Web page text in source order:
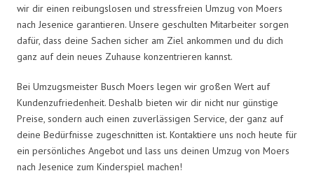
wir dir einen reibungslosen und stressfreien Umzug von Moers
nach Jesenice garantieren. Unsere geschulten Mitarbeiter sorgen
dafür, dass deine Sachen sicher am Ziel ankommen und du dich
ganz auf dein neues Zuhause konzentrieren kannst.
Bei Umzugsmeister Busch Moers legen wir großen Wert auf
Kundenzufriedenheit. Deshalb bieten wir dir nicht nur günstige
Preise, sondern auch einen zuverlässigen Service, der ganz auf
deine Bedürfnisse zugeschnitten ist. Kontaktiere uns noch heute für
ein persönliches Angebot und lass uns deinen Umzug von Moers
nach Jesenice zum Kinderspiel machen!